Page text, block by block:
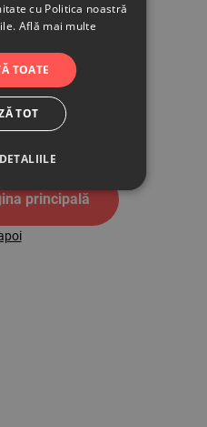
principală
cu Politica noastră
Află mai multe
TOATE
TOT